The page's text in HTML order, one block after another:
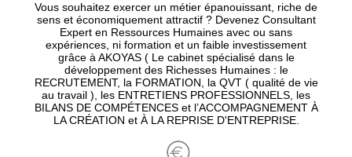
Vous souhaitez exercer un métier épanouissant, riche de
sens et économiquement attractif ? Devenez Consultant
Expert en Ressources Humaines avec ou sans
expériences, ni formation et un faible investissement
grâce à AKOYAS ( Le cabinet spécialisé dans le
développement des Richesses Humaines : le
RECRUTEMENT, la FORMATION, la QVT ( qualité de vie
au travail ), les ENTRETIENS PROFESSIONNELS, les
BILANS DE COMPÉTENCES et l’ACCOMPAGNEMENT À
LA CRÉATION et À LA REPRISE D'ENTREPRISE.